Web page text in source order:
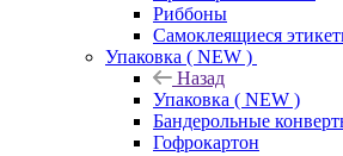
Риббоны
Самоклеящиеся
Упаковка ( NEW )
Назад
Упаковка ( NEW )
Бандерольные
Гофрокартон